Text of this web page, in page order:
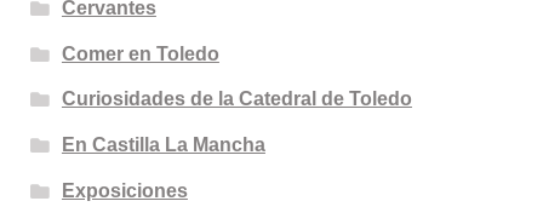
Cervantes
Comer en Toledo
Curiosidades de la Catedral de Toledo
En Castilla La Mancha
Exposiciones